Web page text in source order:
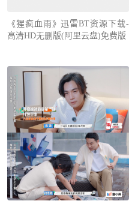
《猩疯血雨》迅雷BT资源下载-
高清HD无删版(阿里云盘)免费版